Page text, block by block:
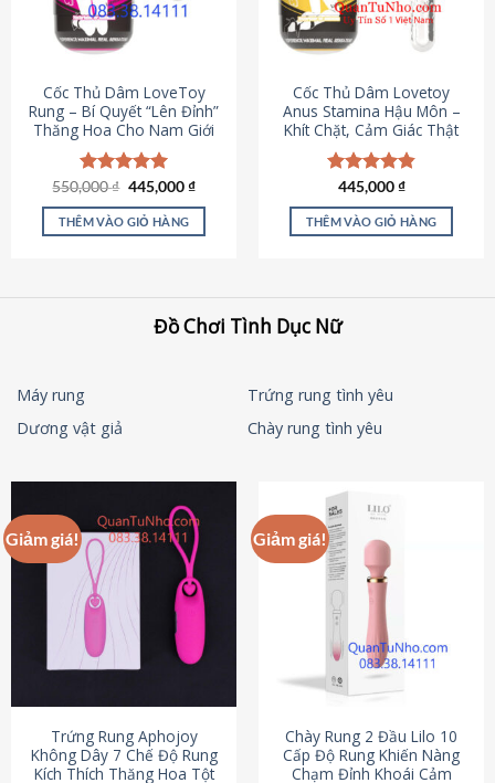
Cốc Thủ Dâm LoveToy
Rung – Bí Quyết “Lên Đỉnh”
Thăng Hoa Cho Nam Giới
Được xếp
hạng5.00
5 sao
550,000₫ Giá
là:
550,000 ₫.
445,000₫Giá
tại
THÊM VÀO GIỎ HÀNG
Cốc Thủ Dâm Lovetoy
Anus Stamina Hậu Môn –
Khít Chặt, Cảm Giác Thật
Được xếp
hạng4.84
5 sao
445,000₫
THÊM VÀO GIỎ HÀNG
Đồ Chơi Tình Dục Nữ
Máy rung
Trứng rung tình yêu
Dương vật giả
Chày rung tình yêu
Giảm giá!
Trứng Rung Aphojoy
Không Dây 7 Chế Độ Rung
Kích Thích Thăng Hoa Tột
Giảm giá!
Chày Rung 2 Đầu Lilo 10
Cấp Độ Rung Khiến Nàng
Chạm Đỉnh Khoái Cảm